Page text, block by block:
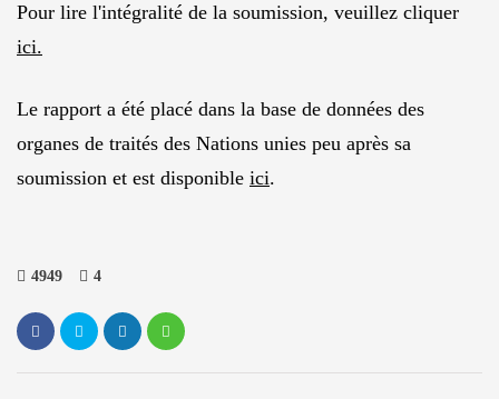
Pour lire l'intégralité de la soumission, veuillez cliquer
ici.
Le rapport a été placé dans la base de données des
organes de traités des Nations unies peu après sa
soumission et est disponible ici.
4949 4